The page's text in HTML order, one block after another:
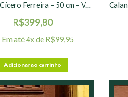
Calango Cícero Ferreira – 50 cm – Verde
R$399,80
Em até 4x de R$99,95
Adicionar ao carrinho